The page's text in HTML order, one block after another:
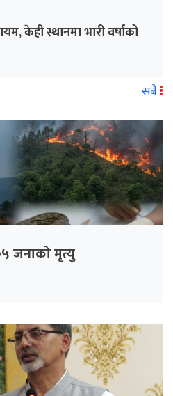
केही स्थानमा भारी वर्षाको
सबै
जनाको मृत्यु